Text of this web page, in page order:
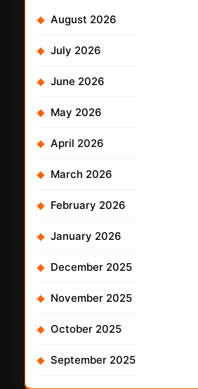
August 2026
July 2026
June 2026
May 2026
April 2026
March 2026
February 2026
January 2026
December 2025
November 2025
October 2025
September 2025